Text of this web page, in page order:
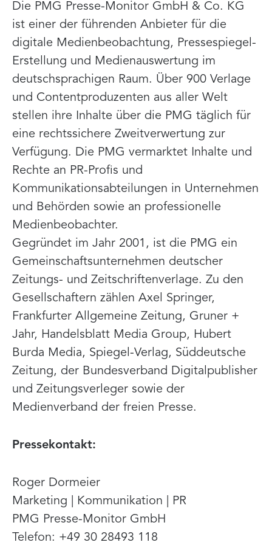
Die PMG Presse-Monitor GmbH & Co. KG
ist einer der führenden Anbieter für die
digitale Medienbeobachtung, Pressespiegel-
Erstellung und Medienauswertung im
deutschsprachigen Raum. Über 900 Verlage
und Contentproduzenten aus aller Welt
stellen ihre Inhalte über die PMG täglich für
eine rechtssichere Zweitverwertung zur
Verfügung. Die PMG vermarktet Inhalte und
Rechte an PR-Profis und
Kommunikationsabteilungen in Unternehmen
und Behörden sowie an professionelle
Medienbeobachter.
Gegründet im Jahr 2001, ist die PMG ein
Gemeinschaftsunternehmen deutscher
Zeitungs- und Zeitschriftenverlage. Zu den
Gesellschaftern zählen Axel Springer,
Frankfurter Allgemeine Zeitung, Gruner +
Jahr, Handelsblatt Media Group, Hubert
Burda Media, Spiegel-Verlag, Süddeutsche
Zeitung, der Bundesverband Digitalpublisher
und Zeitungsverleger sowie der
Medienverband der freien Presse.
Pressekontakt:
Roger Dormeier
Marketing | Kommunikation | PR
PMG Presse-Monitor GmbH
Telefon: +49 30 28493 118